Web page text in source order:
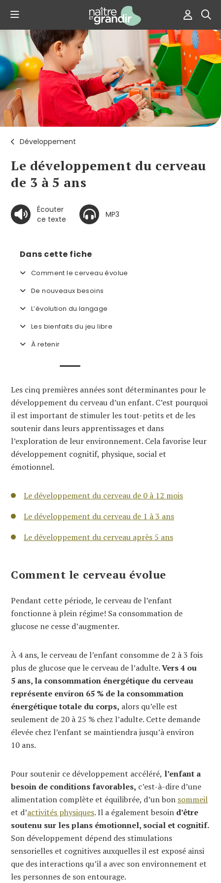
Développement
Le développement du cerveau
de 3 à 5 ans
Écouter
ce texte
MP3
Dans cette fiche
Comment le cerveau évolue
De nouveaux besoins
L’évolution du langage
Les bienfaits du jeu libre
À retenir
Les cinq premières années sont déterminantes pour le
développement du cerveau d’un enfant. C’est pourquoi
il est important de stimuler les tout-petits et de les
soutenir dans leurs apprentissages et dans
l’exploration de leur environnement. Cela favorise leur
développement cognitif, physique, social et
émotionnel.
Le développement du cerveau de 0 à 12 mois
Le développement du cerveau de 1 à 3 ans
Le développement du cerveau après 5 ans
Comment le cerveau évolue
Pendant cette période, le cerveau de l’enfant
fonctionne à plein régime! Sa consommation de
glucose ne cesse d’augmenter.
À 4 ans, le cerveau de l’enfant consomme de 2 à 3 fois
plus de glucose que le cerveau de l’adulte.Vers 4 ou
5 ans, la consommation énergétique du cerveau
représente environ 65 % de la consommation
énergétique totale du corps, alors qu’elle est
seulement de 20 à 25 % chez l’adulte. Cette demande
élevée chez l’enfant se maintiendra jusqu’à environ
10 ans.
Pour soutenir ce développement accéléré, l’enfant a
besoin de conditions favorables, c’est-à-dire d’une
alimentation complète et équilibrée, d’un bon sommeil
et d’activités physiques. Il a également besoin d’être
soutenu sur les plans émotionnel, social et cognitif.
Son développement dépend des stimulations
sensorielles et cognitives auxquelles il est exposé ainsi
que des interactions qu’il a avec son environnement et
les personnes de son entourage.